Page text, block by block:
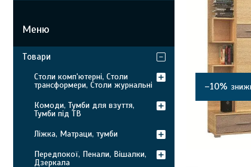
–10%
Товари
Столи комп'ютерні, Столи
трансформери, Столи журнальні
Комоди, Тумби для взуття,
Тумби під ТВ
Ліжка, Матраци, тумби
Передпокої, Пенали, Вішалки,
Дзеркала